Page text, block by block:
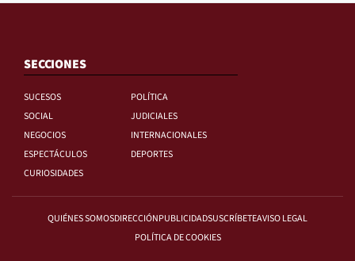
SECCIONES
SUCESOS
POLÍTICA
SOCIAL
JUDICIALES
NEGOCIOS
INTERNACIONALES
ESPECTÁCULOS
DEPORTES
CURIOSIDADES
QUIÉNES SOMOSDIRECCIÓNPUBLICIDADSUSCRÍBETEAVISO LEGAL
POLÍTICA DE COOKIES